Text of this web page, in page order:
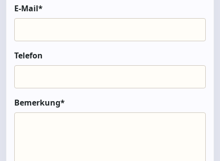
E-Mail*
Telefon
Bemerkung*